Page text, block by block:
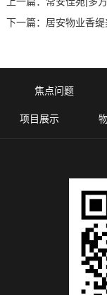
下一篇： 居安物业香
焦点问题
项目展示